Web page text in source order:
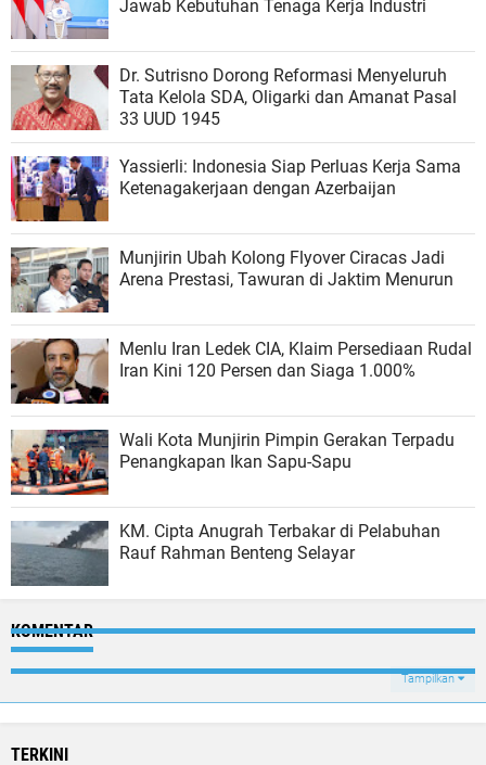
Jawab Kebutuhan Tenaga Kerja Industri
Dr. Sutrisno Dorong Reformasi Menyeluruh
Tata Kelola SDA, Oligarki dan Amanat Pasal
33 UUD 1945
Yassierli: Indonesia Siap Perluas Kerja Sama
Ketenagakerjaan dengan Azerbaijan
Munjirin Ubah Kolong Flyover Ciracas Jadi
Arena Prestasi, Tawuran di Jaktim Menurun
Menlu Iran Ledek CIA, Klaim Persediaan Rudal
Iran Kini 120 Persen dan Siaga 1.000%
Wali Kota Munjirin Pimpin Gerakan Terpadu
Penangkapan Ikan Sapu-Sapu
KM. Cipta Anugrah Terbakar di Pelabuhan
Rauf Rahman Benteng Selayar
KOMENTAR
Tampilkan
TERKINI